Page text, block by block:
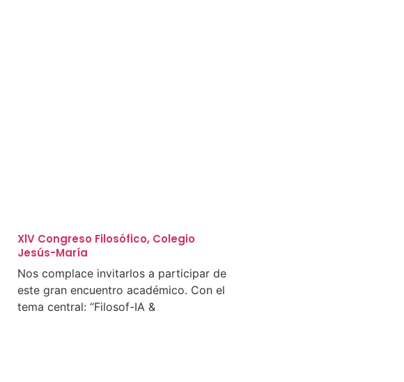
XlV Congreso Filosófico, Colegio
Jesús-María
Nos complace invitarlos a participar de
este gran encuentro académico. Con el
tema central: “Filosof-IA &